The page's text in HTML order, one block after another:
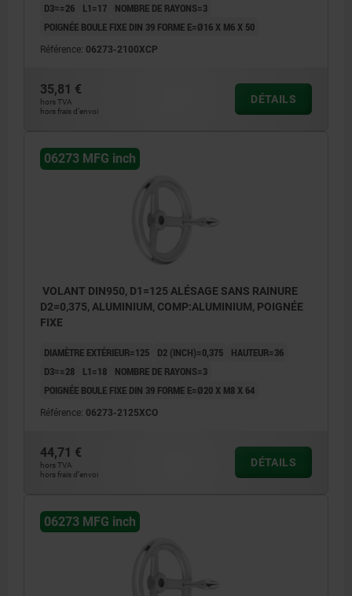
D3≈=26
L1=17
NOMBRE DE RAYONS=3
POIGNÉE BOULE FIXE DIN 39 FORME E=Ø16 X M6 X 50
Référence: 06273-2100XCP
35,81 €
hors TVA
hors frais d’envoi
DÉTAILS
06273 MFG inch
VOLANT DIN950, D1=125 ALÉSAGE SANS RAINURE
D2=0,375, ALUMINIUM, COMP:ALUMINIUM, POIGNÉE
FIXE
DIAMÈTRE EXTÉRIEUR=125 D2 (INCH)=0,375
HAUTEUR=36
D3≈=28
L1=18
NOMBRE DE RAYONS=3
POIGNÉE BOULE FIXE DIN 39 FORME E=Ø20 X M8 X 64
Référence: 06273-2125XCO
44,71 €
hors TVA
hors frais d’envoi
DÉTAILS
06273 MFG inch